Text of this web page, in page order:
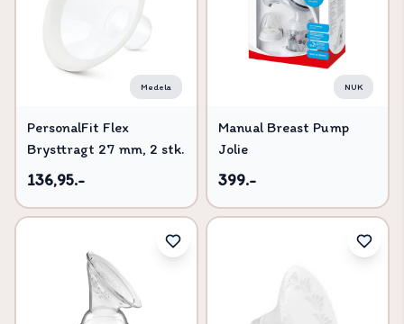
Medela
PersonalFit Flex
Brysttragt 27 mm, 2 stk.
136,95.-
NUK
Manual Breast Pump
Jolie
399.-